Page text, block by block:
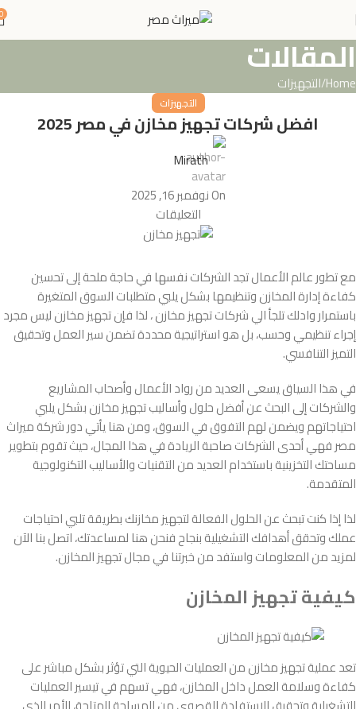
المقالات
Home التجهيزات
التجهيزات
افضل شركات تجهيز مخازن في مصر 2025
Mirath
On نوفمبر 16, 2025
التعليقات
مع تطور عالم الأعمال تجد الشركات نفسها في حاجة ملحة إلى تحسين
كفاءة إدارة المخازن وتنظيمها بشكل يلبي متطلبات السوق المتغيرة
باستمرار وادلك تلجأ الي شركات تجهيز مخازن ، لذا فإن تجهيز مخازن ليس مجرد
إجراء تنظيمي وحسب، بل هو استراتيجية محددة تضمن سير العمل وتحقيق
التميز التنافسي.
في هذا السياق يسعى العديد من رواد الأعمال وأصحاب المشاريع
والشركات إلى البحث عن أفضل حلول وأساليب تجهيز مخازن بشكل يلبي
احتياجاتهم ويضمن لهم التفوق في السوق، ومن هنا يأتي دور شركة ميراث
مصر فهي أحدى الشركات صاحبة الريادة في هذا المجال، حيث تقوم بتطوير
مساحتك التخزينية باستخدام العديد من التقنيات والأساليب التكنولوجية
المتقدمة.
لذا إذا كنت تبحث عن الحلول الفعالة لتجهيز مخازنك بطريقة تلبي احتياجات
عملك وتحقق أهدافك التشغيلية بنجاح فنحن هنا لمساعدتك، اتصل بنا الآن
لمزيد من المعلومات واستفد من خبرتنا في مجال تجهيز المخازن.
كيفية تجهيز المخازن
تعد عملية تجهيز مخازن من العمليات الحيوية التي تؤثر بشكل مباشر على
كفاءة وسلامة العمل داخل المخازن، فهي تسهم في تيسير العمليات